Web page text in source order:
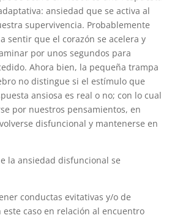
ansiedad que se activa al
supervivencia. Probablemente
sentir que el corazón se acelera y
por unos segundos para
Ahora bien, la pequeña trampa
no distingue si el estímulo que
ansiosa es real o no; con lo cual
por nuestros pensamientos, en
disfuncional y mantenerse en
la ansiedad disfuncional se
conductas evitativas y/o de
este caso en relación al encuentro